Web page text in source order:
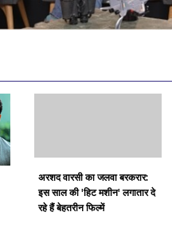
अरशद वारसी का जलवा बरकरार:
इस साल की 'हिट मशीन' लगातार दे
रहे हैं बेहतरीन फिल्में